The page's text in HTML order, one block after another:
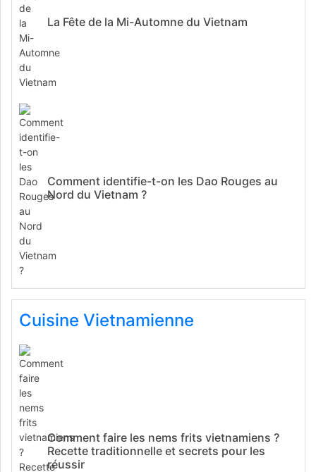
La Fête de la Mi-Automne du Vietnam
Comment identifie-t-on les Dao Rouges au
Nord du Vietnam ?
Cuisine Vietnamienne
Comment faire les nems frits vietnamiens ?
Recette traditionnelle et secrets pour les
réussir